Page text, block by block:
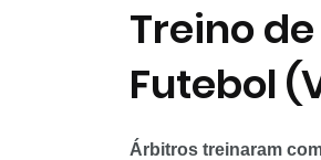
Treino
Futebol
Árbitros treinaram
Análises